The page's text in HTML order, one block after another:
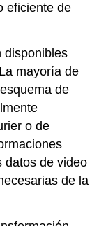
eficiente de
disponibles
mayoría de
de
o de
datos de video
de la